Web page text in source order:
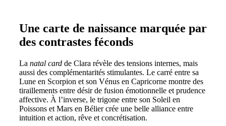
Une carte de naissance marquée par
des contrastes féconds
La natal card de Clara révèle des tensions internes, mais
aussi des complémentarités stimulantes. Le carré entre sa
Lune en Scorpion et son Vénus en Capricorne montre des
tiraillements entre désir de fusion émotionnelle et prudence
affective. À l’inverse, le trigone entre son Soleil en
Poissons et Mars en Bélier crée une belle alliance entre
intuition et action, rêve et concrétisation.